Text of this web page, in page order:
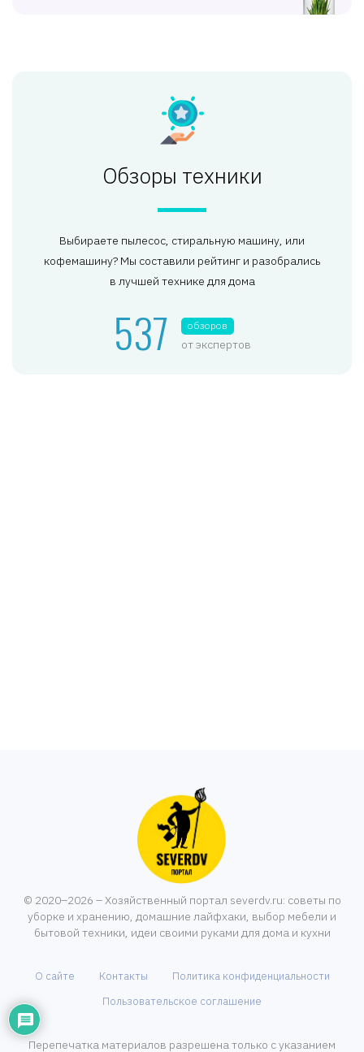
Обзоры техники
Выбираете пылесос, стиральную машину, или
кофемашину? Мы составили рейтинг и разобрались
в лучшей технике для дома
537 обзоров
от экспертов
© 2020–2026 – Хозяйственный портал severdv.ru: советы по
уборке и хранению, домашние лайфхаки, выбор мебели и
бытовой техники, идеи своими руками для дома и кухни
О сайте Контакты
Политика конфиденциальности
Пользовательское соглашение
Перепечатка материалов разрешена только с указанием